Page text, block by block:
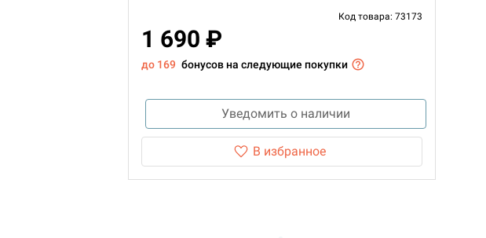
Код товара: 73173
1 690 ₽
до 169 бонусов на следующие покупки
Уведомить о наличии
В избранное